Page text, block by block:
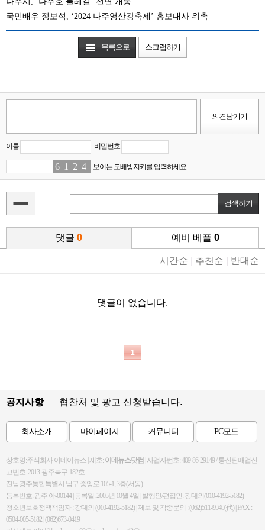
국민배우 정보석, ‘2024 나주영산강축제’ 홍보대사 위촉
목록으로 스크랩하기
이름 비밀번호
65 1 2 43 보이는 도배방지키를 입력하세요.
댓글 0 예비 베플 0
시간순 추천순 반대순
댓글이 없습니다.
1
공지사항 협찬처 및 광고 신청받습니다.
회사소개 마이페이지 커뮤니티 PC모드
상호명:주식회사 이데이뉴스 | 제호: 이데뉴스닷컴 | 사업자번호: 409-86-29149 / 통신판매업신
고번호: 2013-광주북구-182호
전남광주통합특별시 남구 중앙로 105-1, 3층(서동)
등록번호: 광주 아-00144 | 등록일: 2005년 10월 4일 | 발행인/편집인: 강대의(010-4192-5182)
청소년보호정책책임자 : 강대의 (010-4192-5182) | 제보 및 각종문의 : (062)511-9949(代) | FAX :
0504-005-5182 | (062)673-0419